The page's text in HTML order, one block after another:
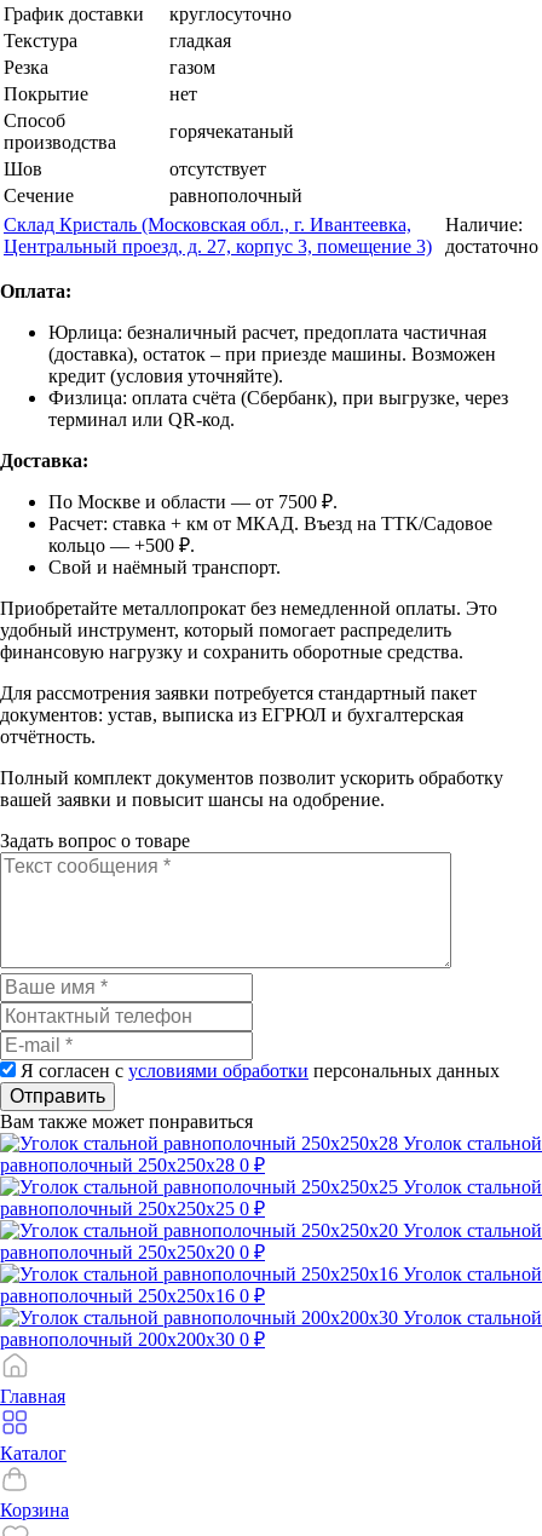
График доставки
круглосуточно
Текстура
гладкая
Резка
газом
Покрытие
нет
Способ
производства
горячекатаный
Шов
отсутствует
Сечение
равнополочный
Склад Кристаль (Московская обл., г. Ивантеевка,
Центральный проезд, д. 27, корпус 3, помещение 3)
Наличие:
достаточно
Оплата:
Юрлица: безналичный расчет, предоплата частичная
(доставка), остаток – при приезде машины. Возможен
кредит (условия уточняйте).
Физлица: оплата счёта (Сбербанк), при выгрузке, через
терминал или QR-код.
Доставка:
По Москве и области — от 7500 ₽.
Расчет: ставка + км от МКАД. Въезд на ТТК/Садовое
кольцо — +500 ₽.
Свой и наёмный транспорт.
Приобретайте металлопрокат без немедленной оплаты. Это
удобный инструмент, который помогает распределить
финансовую нагрузку и сохранить оборотные средства.
Для рассмотрения заявки потребуется стандартный пакет
документов: устав, выписка из ЕГРЮЛ и бухгалтерская
отчётность.
Полный комплект документов позволит ускорить обработку
вашей заявки и повысит шансы на одобрение.
Задать вопрос о товаре
Я согласен с условиями обработки персональных данных
Отправить
Вам также может понравиться
Уголок стальной
равнополочный 250х250х28 0 ₽
Уголок стальной
равнополочный 250х250х25 0 ₽
Уголок стальной
равнополочный 250х250х20 0 ₽
Уголок стальной
равнополочный 250х250х16 0 ₽
Уголок стальной
равнополочный 200х200х30 0 ₽
Главная
Каталог
Корзина